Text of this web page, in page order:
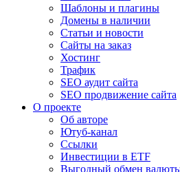
Шаблоны и плагины
Домены в наличии
Статьи и новости
Сайты на заказ
Хостинг
Трафик
SEO аудит сайта
SEO продвижение сайта
О проекте
Об авторе
Ютуб-канал
Ссылки
Инвестиции в ETF
Выгодный обмен